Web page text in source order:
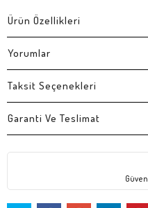
Ürün Özellikleri
Yorumlar
Taksit Seçenekleri
Garanti Ve Teslimat